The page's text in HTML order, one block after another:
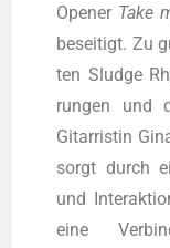
Ope­ner Take
besei­tigt. Zu
ten Sludge
run­gen und
Gitar­ris­tin
sorgt durch
und
eine